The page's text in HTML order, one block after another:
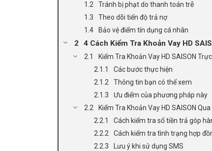
Tránh bị phạt do thanh toán trễ
Theo dõi tiến độ trả nợ
Bảo vệ điểm tín dụng cá nhân
4 Cách Kiểm Tra Khoản Vay HD
Kiểm Tra Khoản Vay HD SAISON
Các bước thực hiện
Thông tin bạn có thể xem
Ưu điểm của phương pháp này
Kiểm Tra Khoản Vay HD SAISON
Cách kiểm tra số tiền trả góp
Cách kiểm tra tình trạng hợp
Lưu ý khi sử dụng SMS